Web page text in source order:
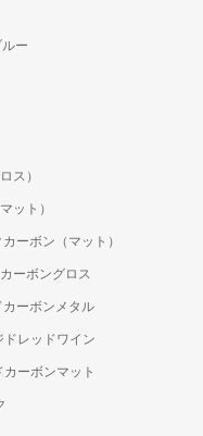
ー
ス）
ット）
ーボン（マット）
ーボングロス
ーボンメタル
レッドワイン
ーボンマット